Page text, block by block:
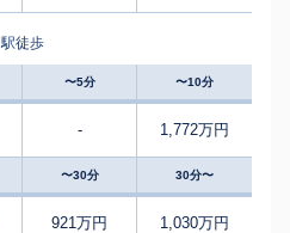
駅徒歩
〜5分 〜10分
- 1,772万円
〜30分 30分〜
921万円 1,030万円